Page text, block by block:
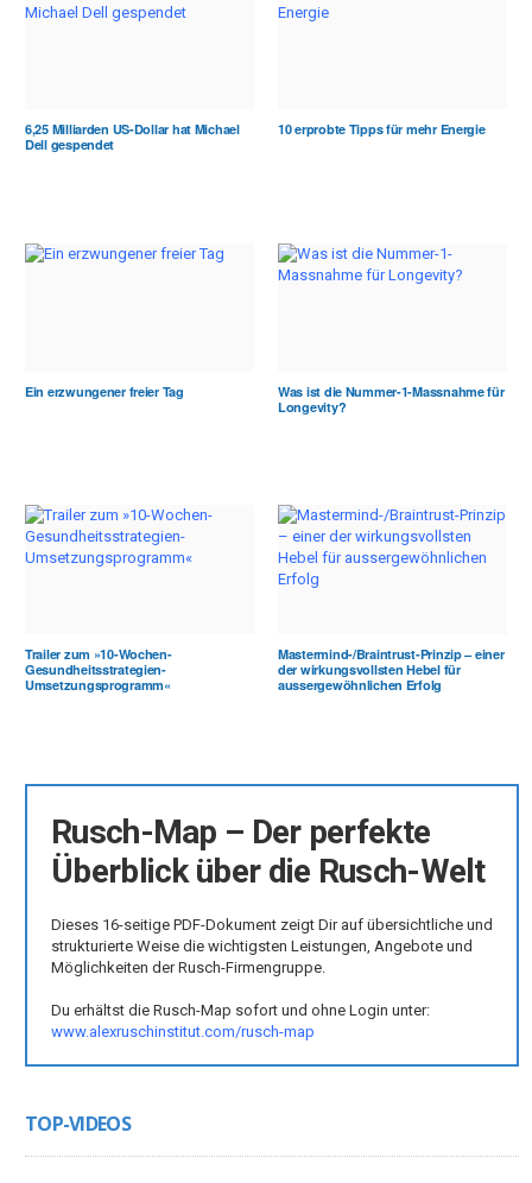
6,25 Milliarden US-Dollar hat Michael
Dell gespendet
10 erprobte Tipps für mehr Energie
Ein erzwungener freier Tag
Was ist die Nummer-1-Massnahme für
Longevity?
Trailer zum »10-Wochen-
Gesundheitsstrategien-
Umsetzungsprogramm«
Mastermind-/Braintrust-Prinzip – einer
der wirkungsvollsten Hebel für
aussergewöhnlichen Erfolg
Rusch-Map – Der perfekte
Überblick über die Rusch-Welt
Dieses 16-seitige PDF-Dokument zeigt Dir auf übersichtliche und
strukturierte Weise die wichtigsten Leistungen, Angebote und
Möglichkeiten der Rusch-Firmengruppe.
Du erhältst die Rusch-Map sofort und ohne Login unter:
www.alexruschinstitut.com/rusch-map
TOP-VIDEOS